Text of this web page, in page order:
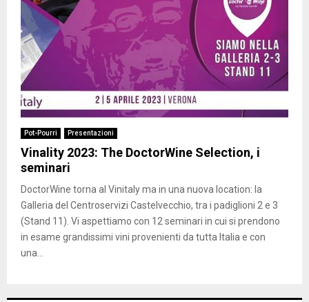
Pot-Pourri Presentazioni
Vinality 2023: The DoctorWine Selection, i
seminari
DoctorWine torna al Vinitaly ma in una nuova location: la
Galleria del Centroservizi Castelvecchio, tra i padiglioni 2 e 3
(Stand 11). Vi aspettiamo con 12 seminari in cui si prendono
in esame grandissimi vini provenienti da tutta Italia e con
una...